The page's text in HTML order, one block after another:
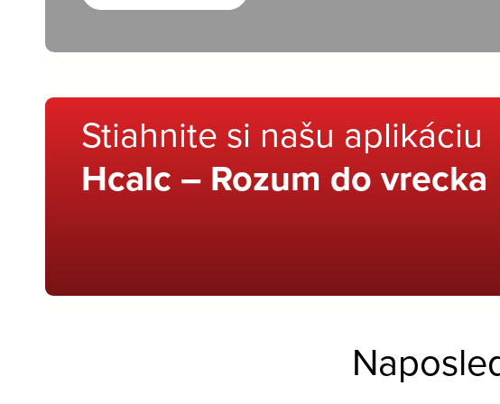
Stiahnite si našu aplikáciu
Hcalc – Rozum do vrecka